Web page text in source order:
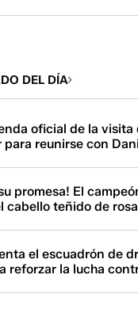
DEL DÍA
oficial de la visita
para reunirse con
promesa! El
cabello teñido de rosa
el escuadrón de
reforzar la lucha